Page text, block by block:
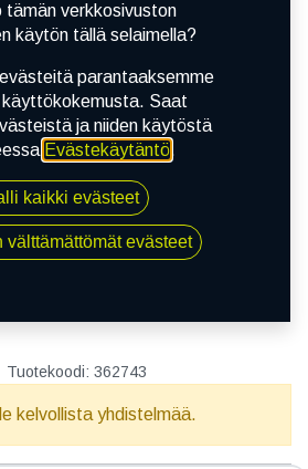
77T NEXEN N BLUE S
Tuotekoodi: 362743
kelvollista yhdistelmää.
tämän verkkosivuston
käytön tällä selaimella?
parantaaksemme
käyttökokemusta. Saat
ja niiden käytöstä
Evästekäytäntö.
kaikki evästeet
välttämättömät evästeet